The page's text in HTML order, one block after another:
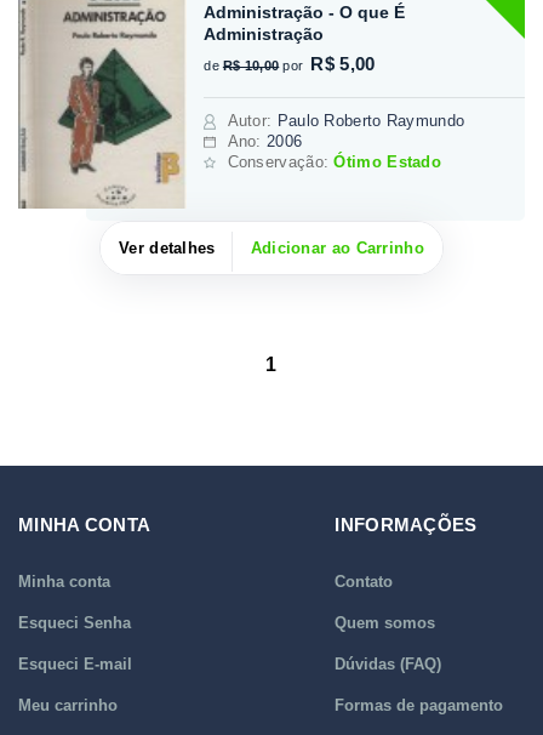
Administração - O que É
Administração
de R$ 10,00 por R$ 5,00
Autor: Paulo Roberto Raymundo
Ano: 2006
Conservação:Ótimo Estado
Ver detalhes Adicionar ao Carrinho
1
MINHA CONTA
Minha conta
Esqueci Senha
Esqueci E-mail
Meu carrinho
INFORMAÇÕES
Contato
Quem somos
Dúvidas (FAQ)
Formas de pagamento